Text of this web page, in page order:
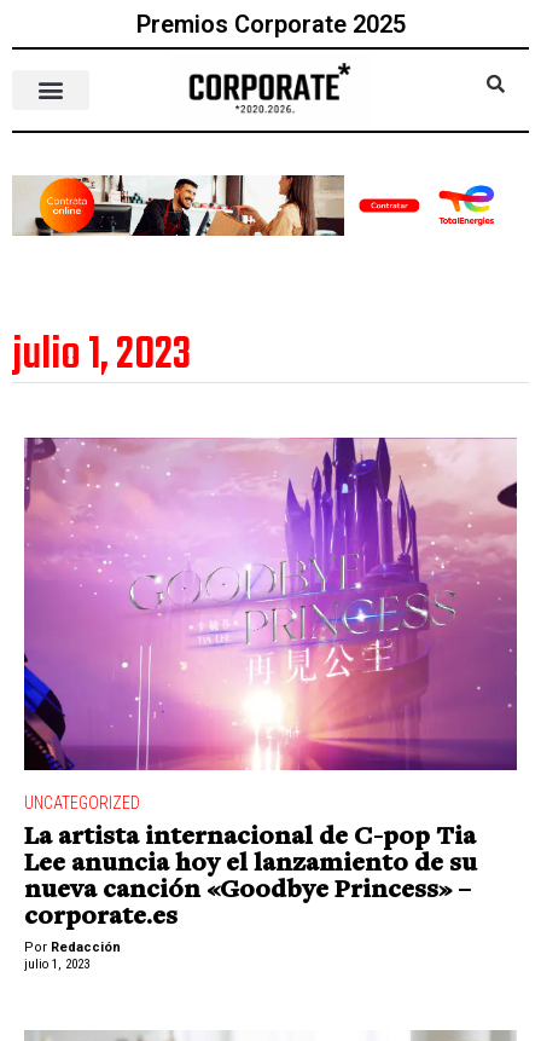
Premios Corporate 2025
julio 1, 2023
UNCATEGORIZED
La artista internacional de C-pop Tia
Lee anuncia hoy el lanzamiento de su
nueva canción «Goodbye Princess» –
corporate.es
Por Redacción
julio 1, 2023